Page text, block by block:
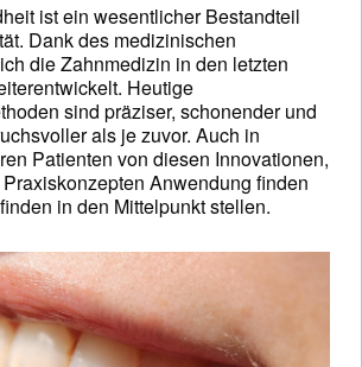
ist ein wesentlicher Bestandteil
Dank des medizinischen
die Zahnmedizin in den letzten
Heutige
sind präziser, schonender und
als je zuvor. Auch in
Patienten von diesen Innovationen,
Anwendung finden
in den Mittelpunkt stellen.